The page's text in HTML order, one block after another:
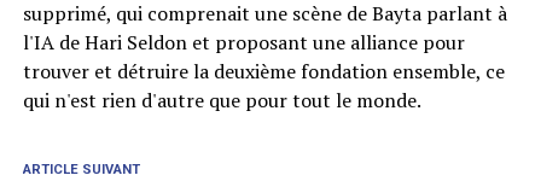
supprimé, qui comprenait une scène de Bayta parlant à
l'IA de Hari Seldon et proposant une alliance pour
trouver et détruire la deuxième fondation ensemble, ce
qui n'est rien d'autre que pour tout le monde.
ARTICLE SUIVANT